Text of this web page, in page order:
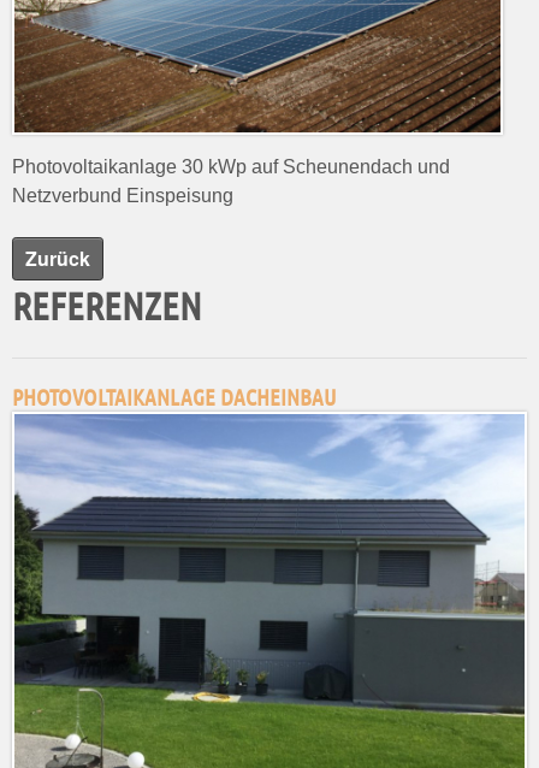
Photovoltaikanlage 30 kWp auf Scheunendach und
Netzverbund Einspeisung
Zurück
REFERENZEN
PHOTOVOLTAIKANLAGE DACHEINBAU